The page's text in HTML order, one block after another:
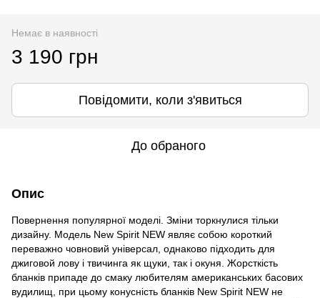
Немає в наявності
3 190 грн
Повідомити, коли з'явиться
До обраного
Опис
Повернення популярної моделі. Зміни торкнулися тільки
дизайну. Модель New Spirit NEW являє собою короткий
переважно човновий універсал, однаково підходить для
джиговой лову і твичинга як щуки, так і окуня. Жорсткість
бланків припаде до смаку любителям американських басових
вудилищ, при цьому конусність бланків New Spirit NEW не